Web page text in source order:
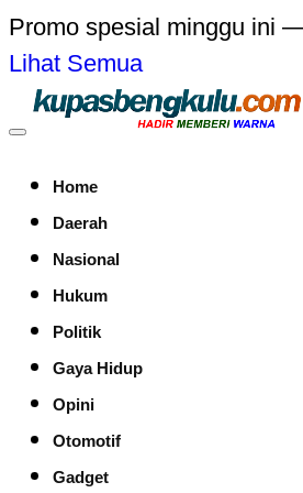
Promo spesial minggu ini
Lihat Semua
Home
Daerah
Nasional
Hukum
Politik
Gaya Hidup
Opini
Otomotif
Gadget